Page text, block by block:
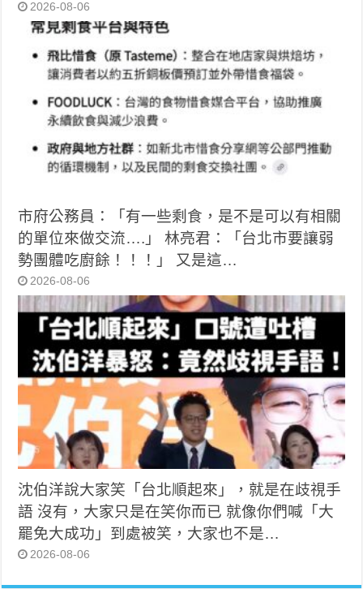
2026-08-06
市府公務員：「有一些剩食，是不是可以有相關
的單位來做交流….」 林亮君：「台北市要讓弱
勢團體吃廚餘！！！」 又是這…
2026-08-06
沈伯洋說大家笑「台北順起來」，就是在歧視手
語 沒有，大家只是在笑你而已 就像你們喊「大
罷免大成功」到處被笑，大家也不是…
2026-08-06